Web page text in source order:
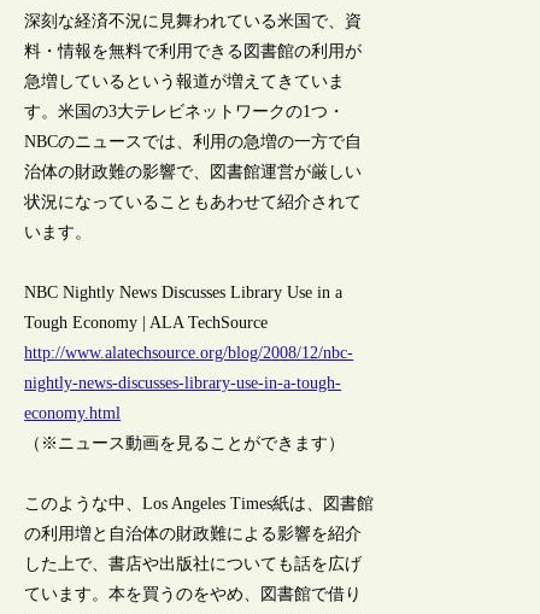
深刻な経済不況に見舞われている米国で、資
料・情報を無料で利用できる図書館の利用が
急増しているという報道が増えてきていま
す。米国の3大テレビネットワークの1つ・
NBCのニュースでは、利用の急増の一方で自
治体の財政難の影響で、図書館運営が厳しい
状況になっていることもあわせて紹介されて
います。
NBC Nightly News Discusses Library Use in a
Tough Economy | ALA TechSource
http://www.alatechsource.org/blog/2008/12/nbc-
nightly-news-discusses-library-use-in-a-tough-
economy.html
（※ニュース動画を見ることができます）
このような中、Los Angeles Times紙は、図書館
の利用増と自治体の財政難による影響を紹介
した上で、書店や出版社についても話を広げ
ています。本を買うのをやめ、図書館で借り